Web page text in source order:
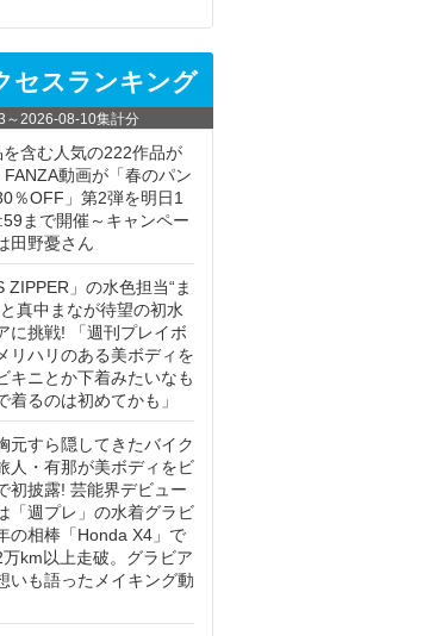
セスランキング
～2026-08-10集計分
含む人気の222作品が
動画が「春のパン
％OFF」第2弾を明日1
まで開催～キャンペー
田野憂さん
ZIPPER」の水色担当“ま
真中まなが待望の初水
に挑戦! 「週刊プレイボ
リハリのある美ボディを
キニとか下着みたいなも
着るのは初めてかも」
元すら隠してきたバイク
人・有那が美ボディをビ
初披露! 芸能界デビュー
「週プレ」の水着グラビ
の相棒「Honda X4」で
万km以上走破。グラビア
いも語ったメイキング動